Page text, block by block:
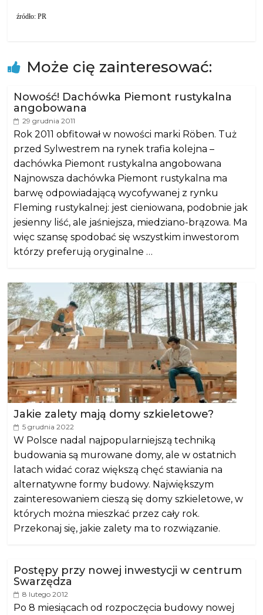
źródło: PR
Może cię zainteresować:
Nowość! Dachówka Piemont rustykalna
angobowana
29 grudnia 2011
Rok 2011 obfitował w nowości marki Röben. Tuż
przed Sylwestrem na rynek trafia kolejna –
dachówka Piemont rustykalna angobowana
Najnowsza dachówka Piemont rustykalna ma
barwę odpowiadającą wycofywanej z rynku
Fleming rustykalnej: jest cieniowana, podobnie jak
jesienny liść, ale jaśniejsza, miedziano-brązowa. Ma
więc szansę spodobać się wszystkim inwestorom
którzy preferują oryginalne …
Jakie zalety mają domy szkieletowe?
5 grudnia 2022
W Polsce nadal najpopularniejszą techniką
budowania są murowane domy, ale w ostatnich
latach widać coraz większą chęć stawiania na
alternatywne formy budowy. Największym
zainteresowaniem cieszą się domy szkieletowe, w
których można mieszkać przez cały rok.
Przekonaj się, jakie zalety ma to rozwiązanie.
Postępy przy nowej inwestycji w centrum
Swarzędza
8 lutego 2012
Po 8 miesiącach od rozpoczęcia budowy nowej